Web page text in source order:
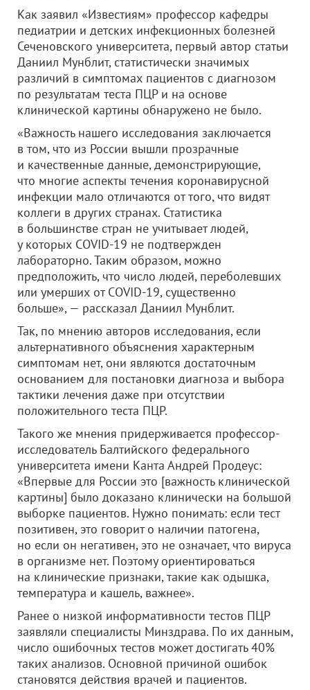
Как заявил «Известиям» профессор кафедры
педиатрии и детских инфекционных болезней
Сеченовского университета, первый автор статьи
Даниил Мунблит, статистически значимых
различий в симптомах пациентов с диагнозом
по результатам теста ПЦР и на основе
клинической картины обнаружено не было.
«Важность нашего исследования заключается
в том, что из России вышли прозрачные
и качественные данные, демонстрирующие,
что многие аспекты течения коронавирусной
инфекции мало отличаются от того, что видят
коллеги в других странах. Статистика
в большинстве стран не учитывает людей,
у которых COVID-19 не подтвержден
лабораторно. Таким образом, можно
предположить, что число людей, переболевших
или умерших от COVID-19, существенно
больше», — рассказал Даниил Мунблит.
Так, по мнению авторов исследования, если
альтернативного объяснения характерным
симптомам нет, они являются достаточным
основанием для постановки диагноза и выбора
тактики лечения даже при отсутствии
положительного теста ПЦР.
Такого же мнения придерживается профессор-
исследователь Балтийского федерального
университета имени Канта Андрей Продеус:
«Впервые для России это [важность клинической
картины] было доказано клинически на большой
выборке пациентов. Нужно понимать: если тест
позитивен, это говорит о наличии патогена,
но если он негативен, это не означает, что вируса
в организме нет. Поэтому ориентироваться
на клинические признаки, такие как одышка,
температура и кашель, важнее».
Ранее о низкой информативности тестов ПЦР
заявляли специалисты Минздрава. По их данным,
число ошибочных тестов может достигать 40%
таких анализов. Основной причиной ошибок
становятся действия врачей и пациентов.